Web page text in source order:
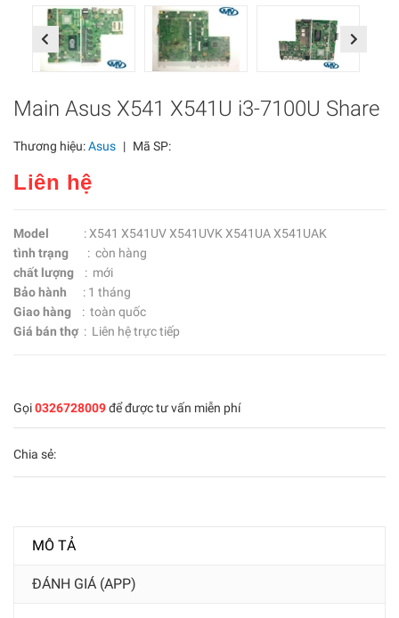
Previous Next
Main Asus X541 X541U i3-7100U Share
Thương hiệu:Asus | Mã SP:
Liên hệ
Model : X541 X541UV X541UVK X541UA X541UAK
tình trạng
: còn hàng
chất lượng : mới
Bảo hành
: 1 tháng
Giao hàng : toàn quốc
Giá bán thợ : Liên hệ trực tiếp
Gọi0326728009để được tư vấn miễn phí
Chia sẻ:
MÔ TẢ
ĐÁNH GIÁ (APP)